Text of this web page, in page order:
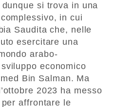
si trova in una
in cui
Saudita che, nelle
esercitare una
arabo-
economico
Bin Salman. Ma
2023 ha messo
affrontare le